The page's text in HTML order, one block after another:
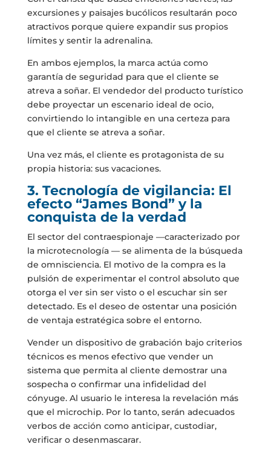
excursiones y paisajes bucólicos resultarán poco
atractivos porque quiere expandir sus propios
límites y sentir la adrenalina.
En ambos ejemplos, la marca actúa como
garantía de seguridad para que el cliente se
atreva a soñar. El vendedor del producto turístico
debe proyectar un escenario ideal de ocio,
convirtiendo lo intangible en una certeza para
que el cliente se atreva a soñar.
Una vez más, el cliente es protagonista de su
propia historia: sus vacaciones.
3. Tecnología de vigilancia: El
efecto “James Bond” y la
conquista de la verdad
El sector del contraespionaje —caracterizado por
la microtecnología — se alimenta de la búsqueda
de omnisciencia. El motivo de la compra es la
pulsión de experimentar el control absoluto que
otorga el ver sin ser visto o el escuchar sin ser
detectado. Es el deseo de ostentar una posición
de ventaja estratégica sobre el entorno.
Vender un dispositivo de grabación bajo criterios
técnicos es menos efectivo que vender un
sistema que permita al cliente demostrar una
sospecha o confirmar una infidelidad del
cónyuge. Al usuario le interesa la revelación más
que el microchip. Por lo tanto, serán adecuados
verbos de acción como anticipar, custodiar,
verificar o desenmascarar.